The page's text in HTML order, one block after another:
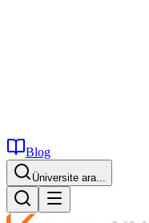
Blog
Üniversite ara...